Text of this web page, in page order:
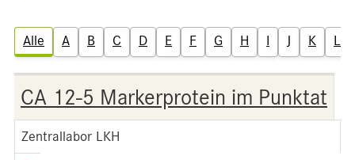
Alle A B C D E F G H I J K L
CA 12-5 Markerprotein im Punktat
Zentrallabor LKH